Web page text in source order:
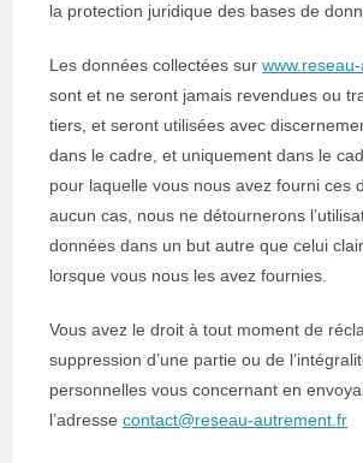
la protection juridique des bases de
Les données collectées sur
sont et ne seront jamais revendues ou
tiers, et seront utilisées avec
dans le cadre, et uniquement dans le
pour laquelle vous nous avez fourni ces
aucun cas, nous ne détournerons
données dans un but autre que celui
lorsque vous nous les avez fournies.
Vous avez le droit à tout moment de
suppression d’une partie ou de
personnelles vous concernant en
l’adressecontact@reseau-autrement.fr